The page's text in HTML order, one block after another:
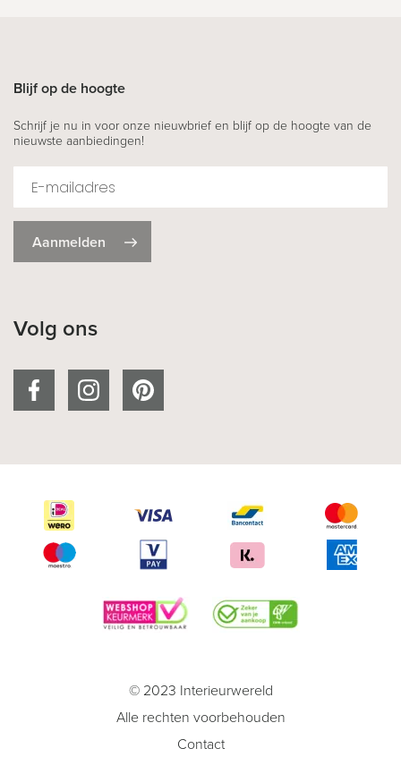
Blijf op de hoogte
Schrijf je nu in voor onze nieuwbrief en blijf op de hoogte van de
nieuwste aanbiedingen!
Aanmelden
Volg ons
© 2023 Interieurwereld
Alle rechten voorbehouden
Contact